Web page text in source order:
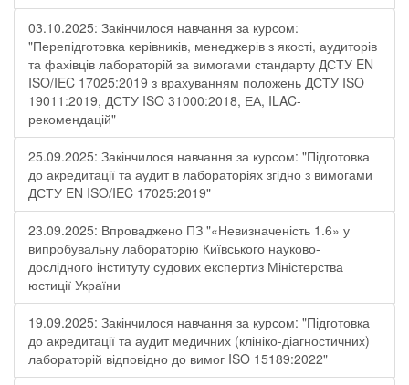
03.10.2025: Закінчилося навчання за курсом:
"Перепідготовка керівників, менеджерів з якості, аудиторів
та фахівців лабораторій за вимогами стандарту ДСТУ EN
ISO/IEC 17025:2019 з врахуванням положень ДСТУ ISO
19011:2019, ДСТУ ISO 31000:2018, ЕА, ILAC-
рекомендацій"
25.09.2025: Закінчилося навчання за курсом: "Підготовка
до акредитації та аудит в лабораторіях згідно з вимогами
ДСТУ EN ISO/IEC 17025:2019"
23.09.2025: Впроваджено ПЗ "«Невизначеність 1.6» у
випробувальну лабораторію Київського науково-
дослідного інституту судових експертиз Міністерства
юстиції України
19.09.2025: Закінчилося навчання за курсом: "Підготовка
до акредитації та аудит медичних (клініко-діагностичних)
лабораторій відповідно до вимог ISO 15189:2022"